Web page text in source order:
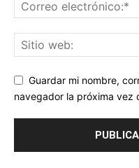
Guardar mi nombre,
navegador la próxima vez